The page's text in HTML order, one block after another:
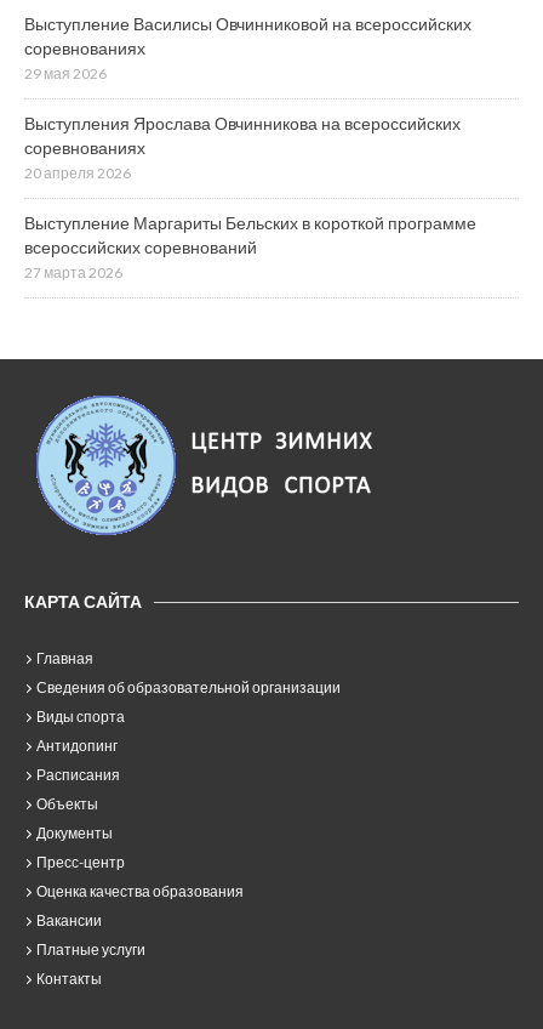
Выступление Василисы Овчинниковой на всероссийских
соревнованиях
29 мая 2026
Выступления Ярослава Овчинникова на всероссийских
соревнованиях
20 апреля 2026
Выступление Маргариты Бельских в короткой программе
всероссийских соревнований
27 марта 2026
КАРТА САЙТА
Главная
Сведения об образовательной организации
Виды спорта
Антидопинг
Расписания
Объекты
Документы
Пресс-центр
Оценка качества образования
Вакансии
Платные услуги
Контакты